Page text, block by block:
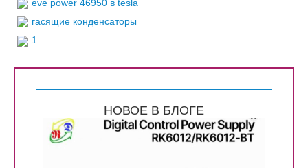
eve power 46950 в tesla
гасящие конденсаторы
1
НОВОЕ В БЛОГЕ